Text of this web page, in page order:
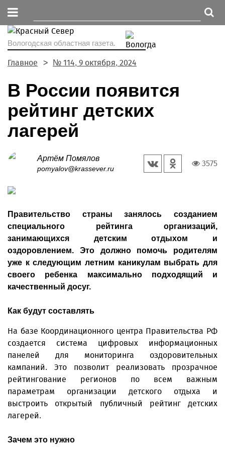
Вологодская областная газета.
Главное № 114, 9 октября, 2024
В России появится
рейтинг детских
лагерей
Артём Помялов
pomyalov@krassever.ru
3575
Правительство страны занялось созданием
специального рейтинга организаций,
занимающихся детским отдыхом и
оздоровлением. Это должно помочь родителям
уже к следующим летним каникулам выбрать для
своего ребенка максимально подходящий и
качественный досуг.
Как будут составлять
На базе Координационного центра Правительства РФ
создается система цифровых информационных
панелей для мониторинга оздоровительных
кампаний. Это позволит реализовать прозрачное
рейтингование регионов по всем важным
параметрам организации детского отдыха и
выстроить открытый публичный рейтинг детских
лагерей.
Зачем это нужно